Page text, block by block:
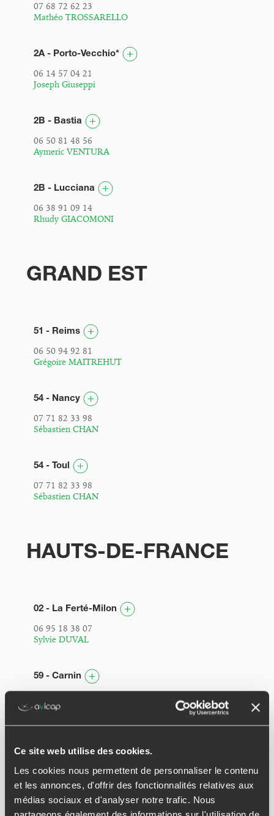
Ce site web utilise des cookies.
Les cookies nous permettent de personnaliser le contenu
et les annonces, d'offrir des fonctionnalités relatives aux
médias sociaux et d'analyser notre trafic. Nous
partageons également des informations sur l'utilisation de
07 68 72 62 23
Mathéo TROSSARELLO
2A - Porto-Vecchio*
06 14 57 04 21
Joseph Giuseppi
2B - Bastia
06 50 81 48 56
Aymeric VENTURA
2B - Lucciana
06 38 91 09 14
Rhudy GIACOMONI
GRAND EST
51 - Reims
06 50 94 92 81
Grégoire MAITREHUT
54 - Nancy
07 71 82 33 98
Sébastien CHAN
54 - Toul
07 71 82 33 98
Sébastien CHAN
HAUTS-DE-FRANCE
02 - La Ferté-Milon
06 95 18 38 07
Sylvie DUVAL
59 - Carnin
Jean-Baptiste DRANCOURT
Anthony OBIN
59 - Lille • Bois Blancs